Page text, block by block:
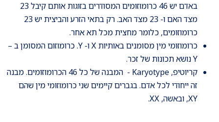
באדם יש 46 כרומוזומים המסודרים בזוגות אותם קיבל 23
מצד האם ו- 23 מצד האב. רק בתאי הזרע והביצית יש 23
כרומוזומים, כלומר מחצית מכל תא אחר.
כרומוזומי מין מסומנים באותיות X ו- Y. כרומוזום המסומן ב –
Y נושא תכונות של זכר.
קריוטיפ, Karyotype - המבנה של כל 46 הכרומוזומים. מבנה
זה ייחודי לכל אדם. בגברים קיימים שני כרומוזומי מין שהם
XY, ובאשה, XX.